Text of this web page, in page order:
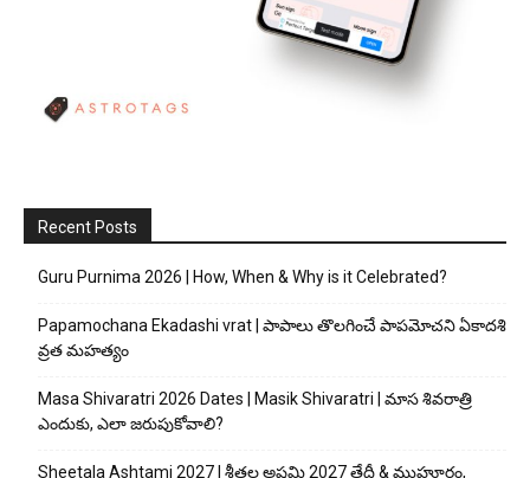
Recent Posts
Guru Purnima 2026 | How, When & Why is it Celebrated?
Papamochana Ekadashi vrat | పాపాలు తొలగించే పాపమోచని ఏకాదశి
వ్రత మహత్యం
Masa Shivaratri 2026 Dates | Masik Shivaratri | మాస శివరాత్రి
ఎందుకు, ఎలా జరుపుకోవాలి?
Sheetala Ashtami 2027 | శీతల అష్టమి 2027 తేదీ & ముహూర్తం,